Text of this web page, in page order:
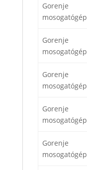
Gorenje
mosogatógép
Gorenje
mosogatógép
Gorenje
mosogatógép
Gorenje
mosogatógép
Gorenje
mosogatógép